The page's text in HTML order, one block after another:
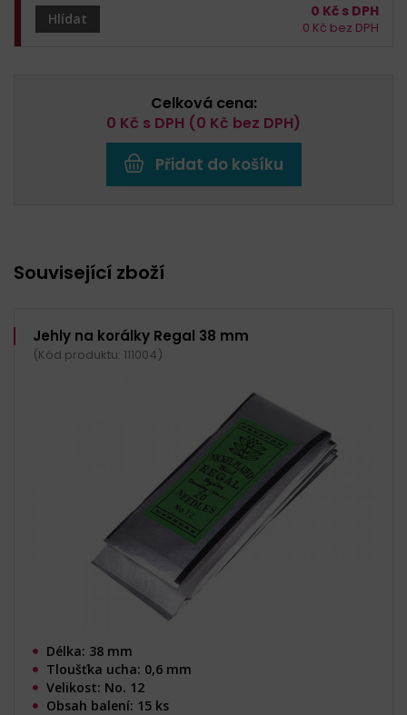
Hlídat 0 Kč s DPH
0 Kč bez DPH
Celková cena:
0 Kč s DPH (0 Kč bez DPH)
Přidat do košíku
Související zboží
Jehly na korálky Regal 38 mm
(Kód produktu: 111004)
Délka: 38 mm
Tloušťka ucha: 0,6 mm
Velikost: No. 12
Obsah balení: 15 ks